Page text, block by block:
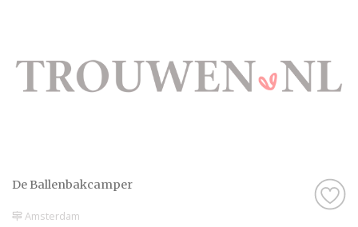
De Ballenbakcamper
Amsterdam